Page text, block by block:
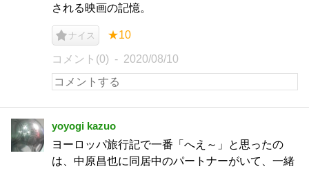
される映画の記憶。
ナイス ★10
コメント(0) 2020/08/10
yoyogi kazuo
ヨーロッパ旅行記で一番「へえ～」と思ったの
は、中原昌也に同居中のパートナーがいて、一緒